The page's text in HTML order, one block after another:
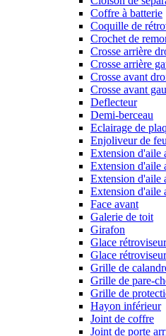
Coffre à batterie
Coquille de
Crochet de
Crosse arrière
Crosse arrière
Crosse avant
Crosse avant
Deflecteur
Demi-berceau
Eclairage de
Enjoliveur de
Extension d'aile
Extension d'aile
Extension d'aile
Extension d'aile
Face avant
Galerie de toit
Girafon
Glace
Glace
Grille de
Grille de pare-
Grille de
Hayon inférieur
Joint de coffre
Joint de porte